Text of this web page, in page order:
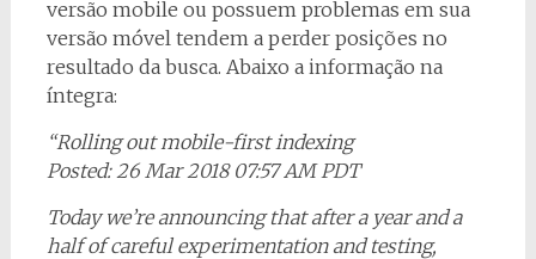
versão mobile ou possuem problemas em sua
versão móvel tendem a perder posições no
resultado da busca. Abaixo a informação na
íntegra:
“Rolling out mobile-first indexing
Posted: 26 Mar 2018 07:57 AM PDT
Today we’re announcing that after a year and a
half of careful experimentation and testing,